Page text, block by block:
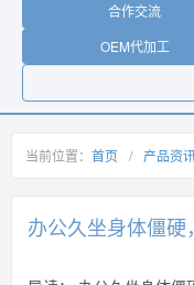
合作交流
OEM代加工
当前位置： 首页 / 产品资
办公久坐身体僵